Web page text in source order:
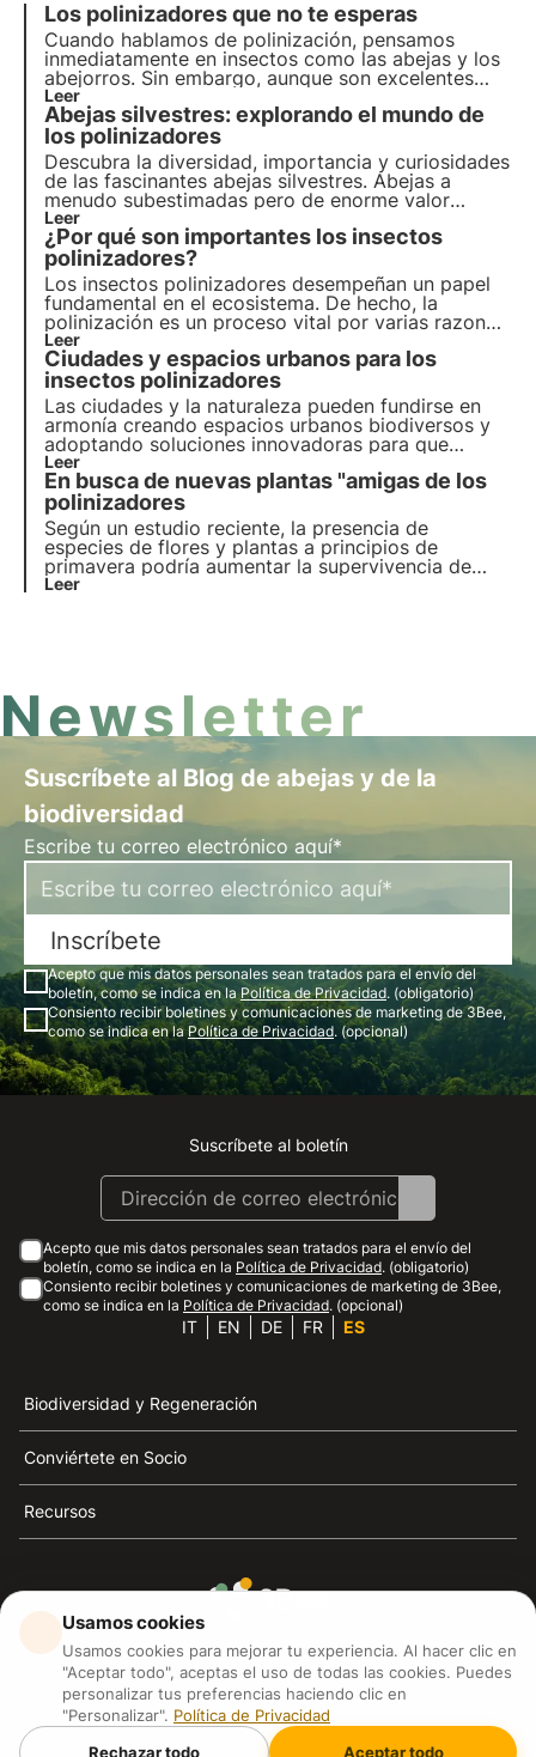
Los polinizadores que no te esperas
Cuando hablamos de polinización, pensamos
inmediatamente en insectos como las abejas y los
abejorros. Sin embargo, aunque son excelentes
polinizadores, estos insectos no son los únicos que
contribuyen a este importante servicio del
ecosistema.
Leer
Abejas silvestres: explorando el mundo de
los polinizadores
Descubra la diversidad, importancia y curiosidades
de las fascinantes abejas silvestres. Abejas a
menudo subestimadas pero de enorme valor
ecosistémico, gracias a ellas se poliniza de forma
natural el 80% de los cultivos.
Leer
¿Por qué son importantes los insectos
polinizadores?
Los insectos polinizadores desempeñan un papel
fundamental en el ecosistema. De hecho, la
polinización es un proceso vital por varias razones.
Descubrámoslo juntos en este artículo,
profundizando en algunas curiosidades
interesantes, incluyendo lo
Leer
Ciudades y espacios urbanos para los
insectos polinizadores
Las ciudades y la naturaleza pueden fundirse en
armonía creando espacios urbanos biodiversos y
adoptando soluciones innovadoras para que
abejas y mariposas prosperen en entornos
urbanos. Descubra en este artículo cómo las
ciudades pueden convertirse en refugios vitales
para los polinizadores.
Leer
En busca de nuevas plantas "amigas de los
polinizadores
Según un estudio reciente, la presencia de
especies de flores y plantas a principios de
primavera podría aumentar la supervivencia de
algunos insectos polinizadores, ampliando la lista
Leer
Newsletter
Suscríbete al Blog de abejas y de la
biodiversidad
Escribe tu correo electrónico aquí*
Inscríbete
Acepto que mis datos personales sean tratados para el envío del
boletín, como se indica en laPolítica de Privacidad. (obligatorio)
Consiento recibir boletines y comunicaciones de marketing de 3Bee,
como se indica en laPolítica de Privacidad. (opcional)
Instagram
Facebook
Linkedin
Youtube
Suscríbete al boletín
Acepto que mis datos personales sean tratados para el envío del
boletín, como se indica en la Política de Privacidad. (obligatorio)
Consiento recibir boletines y comunicaciones de marketing de 3Bee,
como se indica en la Política de Privacidad. (opcional)
IT EN DE FR ES
Biodiversidad y Regeneración
Conviértete en Socio
Recursos
3Bee es el referente de la sostenibilidad, la defensa de
las abejas y la biodiversidad
3Bee S.R.L Via Pastrengo 14, 20159, Milano (MI)
P.IVA: IT09711590969
Usamos cookies
Usamos cookies para mejorar tu experiencia. Al hacer clic en
"Aceptar todo", aceptas el uso de todas las cookies. Puedes
personalizar tus preferencias haciendo clic en
"Personalizar". Política de Privacidad
Rechazar todo
Aceptar todo